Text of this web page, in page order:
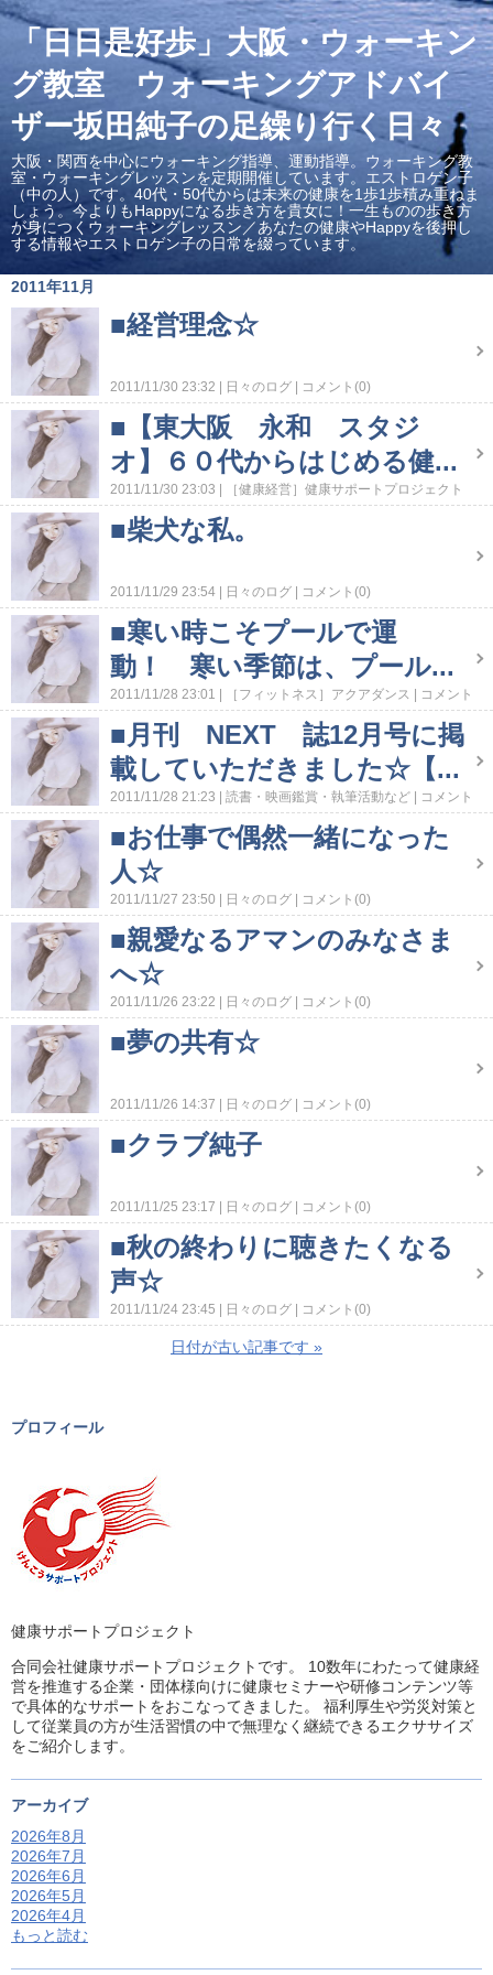
「日日是好歩」大阪・ウォーキン
グ教室 ウォーキングアドバイ
ザー坂田純子の足繰り行く日々
大阪・関西を中心にウォーキング指導、運動指導。ウォーキング教
室・ウォーキングレッスンを定期開催しています。エストロゲン子
（中の人）です。40代・50代からは未来の健康を1歩1歩積み重ねま
しょう。今よりもHappyになる歩き方を貴女に！一生ものの歩き方
が身につくウォーキングレッスン／あなたの健康やHappyを後押し
する情報やエストロゲン子の日常を綴っています。
2011年11月
■経営理念☆
2011/11/30 23:32 日々のログ コメント(0)
■【東大阪 永和 スタジ
オ】６０代からはじめる健...
2011/11/30 23:03
［健康経営］健康サポートプロジェクト
活動
コメント(0)
■柴犬な私。
2011/11/29 23:54 日々のログ コメント(0)
■寒い時こそプールで運
動！ 寒い季節は、プール...
2011/11/28 23:01 ［フィットネス］アクアダンス
コメント
(0)
■月刊 NEXT 誌12月号に掲
載していただきました☆【...
2011/11/28 21:23 読書・映画鑑賞・執筆活動など
コメント
(0)
■お仕事で偶然一緒になった
人☆
2011/11/27 23:50 日々のログ コメント(0)
■親愛なるアマンのみなさま
へ☆
2011/11/26 23:22 日々のログ コメント(0)
■夢の共有☆
2011/11/26 14:37 日々のログ コメント(0)
■クラブ純子
2011/11/25 23:17 日々のログ コメント(0)
■秋の終わりに聴きたくなる
声☆
2011/11/24 23:45 日々のログ コメント(0)
日付が古い記事です »
プロフィール
健康サポートプロジェクト
合同会社健康サポートプロジェクトです。 10数年にわたって健康経
営を推進する企業・団体様向けに健康セミナーや研修コンテンツ等
で具体的なサポートをおこなってきました。 福利厚生や労災対策と
して従業員の方が生活習慣の中で無理なく継続できるエクササイズ
をご紹介します。
アーカイブ
2026年8月
2026年7月
2026年6月
2026年5月
2026年4月
もっと読む